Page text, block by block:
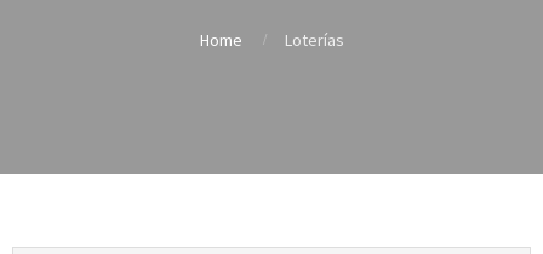
Home Loterías